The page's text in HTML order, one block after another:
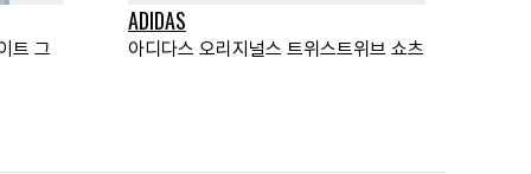
트 그
ADIDAS
아디다스 오리지널스 트위스트위브 쇼츠